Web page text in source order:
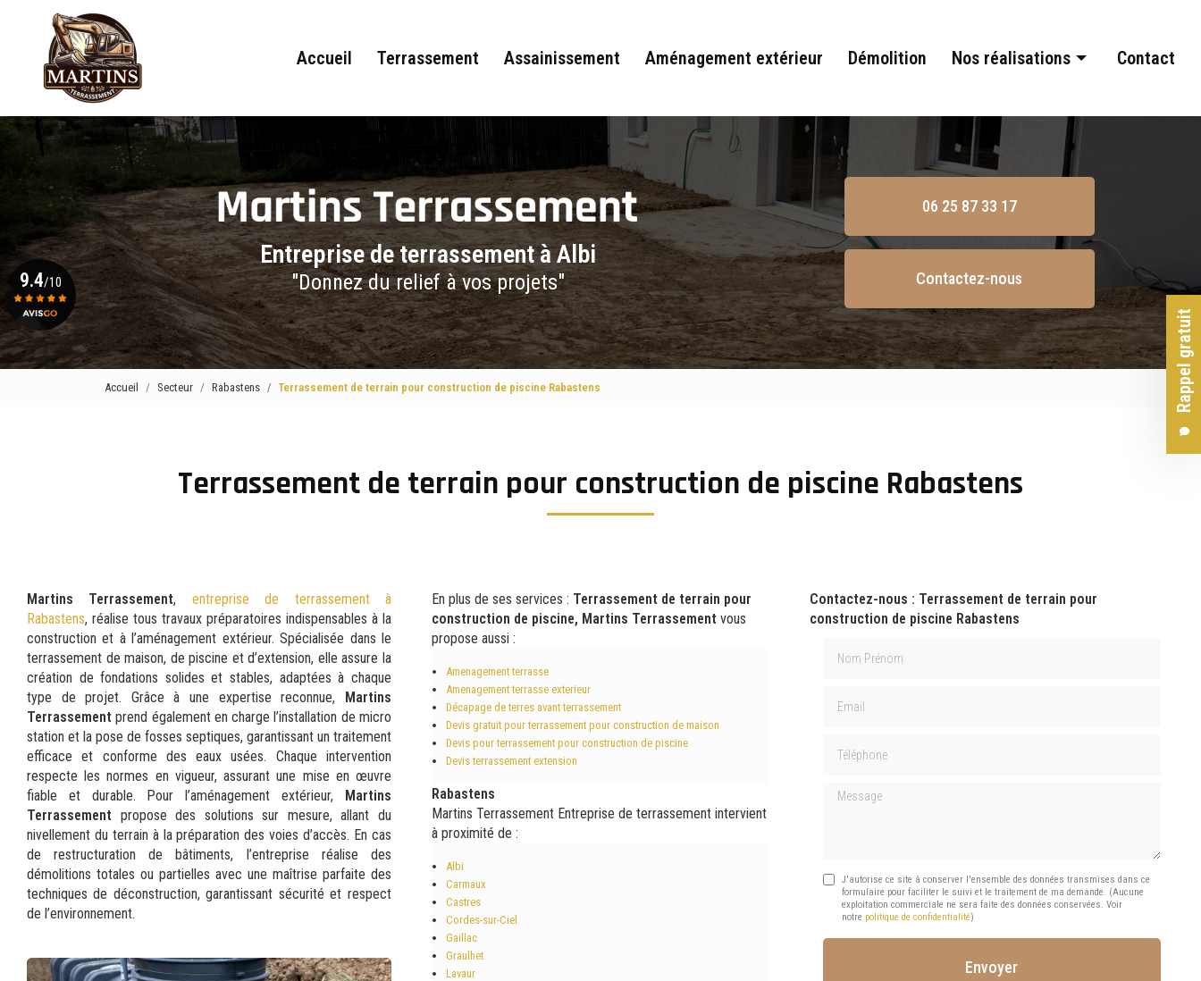
principal
Rappel gratuit
Accueil Terrassement Assainissement Aménagement extérieur Démolition Nos réalisations
Terrassement
Assainissement
Contact
Entreprise de terrassement à Albi
"Donnez du relief à vos projets"
06 25 87 33 17
Contactez-nous
9.4/10
Voir le certificat
Accueil Secteur Rabastens Terrassement de terrain pour construction de piscine Rabastens
Terrassement de terrain pour construction de piscine Rabastens
Martins Terrassement, entreprise de terrassement à
Rabastens, réalise tous travaux préparatoires indispensables à la
construction et à l’aménagement extérieur. Spécialisée dans le
terrassement de maison, de piscine et d’extension, elle assure la
création de fondations solides et stables, adaptées à chaque
type de projet. Grâce à une expertise reconnue, Martins
Terrassement prend également en charge l’installation de micro
station et la pose de fosses septiques, garantissant un traitement
efficace et conforme des eaux usées. Chaque intervention
respecte les normes en vigueur, assurant une mise en œuvre
fiable et durable. Pour l’aménagement extérieur, Martins
Terrassement propose des solutions sur mesure, allant du
nivellement du terrain à la préparation des voies d’accès. En cas
de restructuration de bâtiments, l’entreprise réalise des
démolitions totales ou partielles avec une maîtrise parfaite des
techniques de déconstruction, garantissant sécurité et respect
de l’environnement.
En plus de ses services : Terrassement de terrain pour
construction de piscine, Martins Terrassementvous
propose aussi :
Amenagement terrasse
Amenagement terrasse exterieur
Décapage de terres avant terrassement
Devis gratuit pour terrassement pour construction de maison
Devis pour terrassement pour construction de piscine
Devis terrassement extension
Rabastens
Martins Terrassement Entreprise de terrassement intervient
à proximité de :
Albi
Carmaux
Castres
Cordes-sur-Ciel
Gaillac
Graulhet
Lavaur
Contactez-nous : Terrassement de terrain pour
construction de piscine Rabastens
Message
J'autorise ce site à conserver l'ensemble des données transmises dans ce
formulaire pour faciliter le suivi et le traitement de ma demande. (Aucune
exploitation commerciale ne sera faite des données conservées. Voir
notre politique de confidentialité)